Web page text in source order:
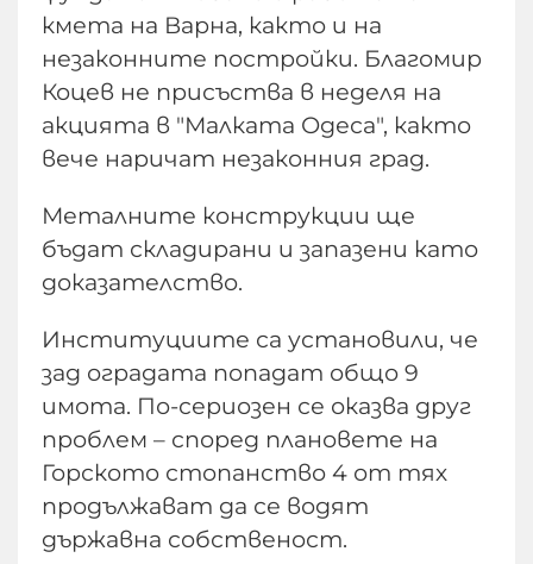
кмета на Варна, както и на
незаконните постройки. Благомир
Коцев не присъства в неделя на
акцията в "Малката Одеса", както
вече наричат незаконния град.
Металните конструкции ще
бъдат складирани и запазени като
доказателство.
Институциите са установили, че
зад оградата попадат общо 9
имота. По-сериозен се оказва друг
проблем – според плановете на
Горското стопанство 4 от тях
продължават да се водят
държавна собственост.